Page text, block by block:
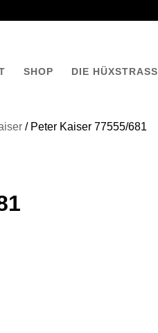
SHOP DIE HÜXSTRASSE
/ Peter Kaiser 77555/681